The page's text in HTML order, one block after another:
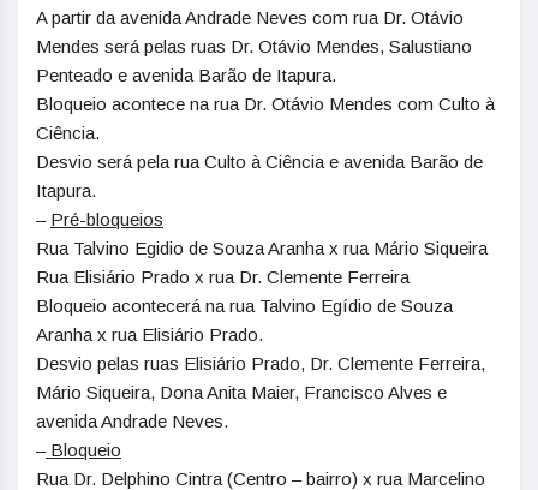
A partir da avenida Andrade Neves com rua Dr. Otávio
Mendes será pelas ruas Dr. Otávio Mendes, Salustiano
Penteado e avenida Barão de Itapura.
Bloqueio acontece na rua Dr. Otávio Mendes com Culto à
Ciência.
Desvio será pela rua Culto à Ciência e avenida Barão de
Itapura.
– Pré-bloqueios
Rua Talvino Egidio de Souza Aranha x rua Mário Siqueira
Rua Elisiário Prado x rua Dr. Clemente Ferreira
Bloqueio acontecerá na rua Talvino Egídio de Souza
Aranha x rua Elisiário Prado.
Desvio pelas ruas Elisiário Prado, Dr. Clemente Ferreira,
Mário Siqueira, Dona Anita Maier, Francisco Alves e
avenida Andrade Neves.
–Bloqueio
Rua Dr. Delphino Cintra (Centro – bairro) x rua Marcelino